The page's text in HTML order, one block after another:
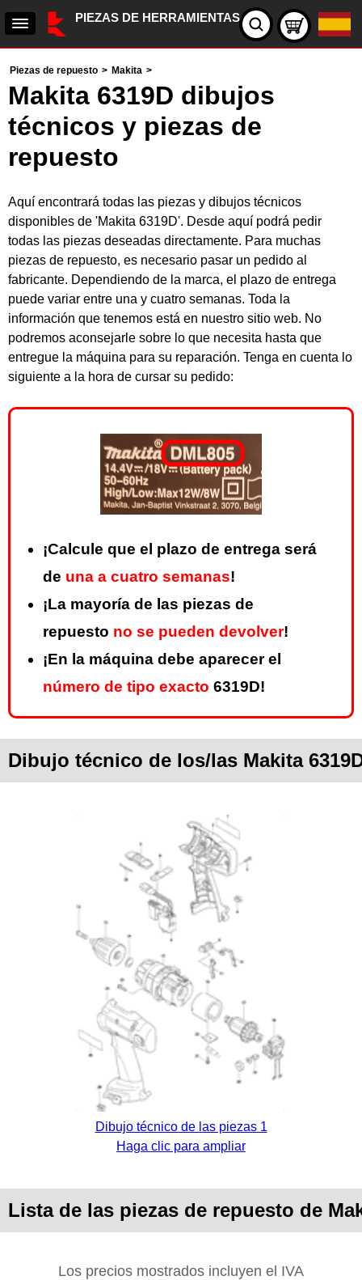
PIEZAS DE HERRAMIENTAS
Piezas de repuesto > Makita >
Makita 6319D dibujos
técnicos y piezas de
repuesto
Aquí encontrará todas las piezas y dibujos técnicos
disponibles de 'Makita 6319D'. Desde aquí podrá pedir
todas las piezas deseadas directamente. Para muchas
piezas de repuesto, es necesario pasar un pedido al
fabricante. Dependiendo de la marca, el plazo de entrega
puede variar entre una y cuatro semanas. Toda la
información que tenemos está en nuestro sitio web. No
podremos aconsejarle sobre lo que necesita hasta que
entregue la máquina para su reparación. Tenga en cuenta lo
siguiente a la hora de cursar su pedido:
¡Calcule que el plazo de entrega será
de una a cuatro semanas!
¡La mayoría de las piezas de
repuesto no se pueden devolver!
¡En la máquina debe aparecer el
número de tipo exacto 6319D!
Dibujo técnico de los/las Makita
Dibujo técnico de las piezas 1
Haga clic para ampliar
Lista de las piezas de repuesto de
Los precios mostrados incluyen el IVA